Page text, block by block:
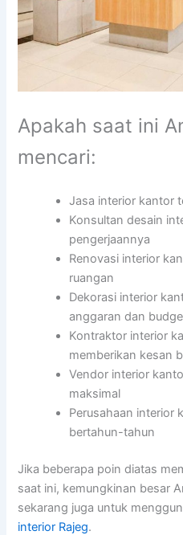
Apakah saat ini
mencari:
Jasa interior kantor
Konsultan desain
pengerjaannya
Renovasi interior
ruangan
Dekorasi interior
anggaran dan
Kontraktor interior
memberikan kesan
Vendor interior
maksimal
Perusahaan interior
bertahun-tahun
Jika beberapa poin diatas
saat ini, kemungkinan besar
sekarang juga untuk
interior Rajeg.